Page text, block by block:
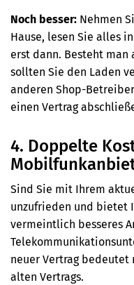
Noch besser: Nehmen
Hause, lesen Sie alles
erst dann. Besteht
sollten Sie den Laden
anderen Shop-
einen Vertrag
4. Doppelte
Sind Sie mit Ihrem
unzufrieden und bietet
vermeintlich besseres
neuer Vertrag bedeutet
alten Vertrags.